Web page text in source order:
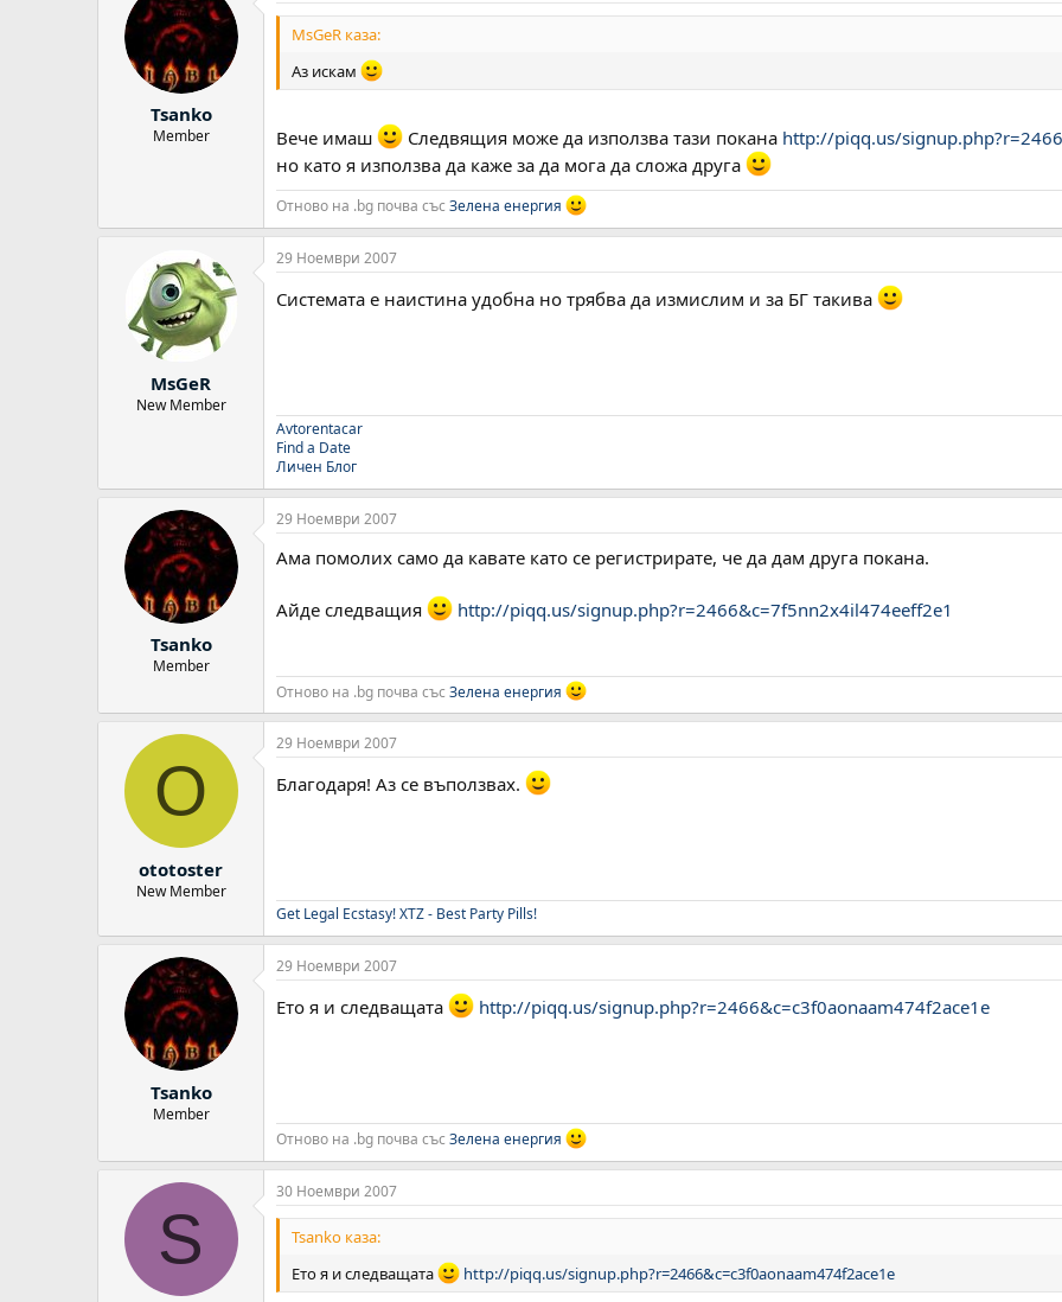
Tsanko
Member
MsGeR каза:
Аз искам
Вече имаш Следвящия може да използва тази покана http://piqq.us/
но като я използва да каже за да мога да сложа друга
Отново на .bg почва със Зелена енергия
MsGeR
New Member
29 Ноември 2007
Системата е наистина удобна но трябва да измислим и за БГ такива
Avtorentacar
Find a Date
Личен Блог
Tsanko
Member
29 Ноември 2007
Ама помолих само да кавате като се регистрирате, че да дам друга покана.
Айде следващия http://piqq.us/signup.php?r=2466&c=7f5nn2x4il474eeff2e1
Отново на .bg почва със Зелена енергия
O
ototoster
New Member
29 Ноември 2007
Благодаря! Аз се въползвах.
Get Legal Ecstasy! XTZ - Best Party Pills!
Tsanko
Member
29 Ноември 2007
Ето я и следващата http://piqq.us/signup.php?r=2466&c=c3f0aonaam474f2ace1e
Отново на .bg почва със Зелена енергия
S
30 Ноември 2007
Tsanko каза:
Ето я и следващата
http://piqq.us/signup.php?r=2466&c=c3f0aonaam474f2ace1e